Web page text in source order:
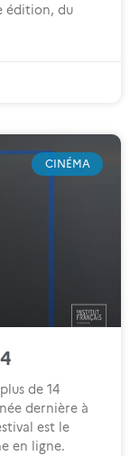
édition, du
CINÉMA
de 14
dernière à
est le
en ligne.